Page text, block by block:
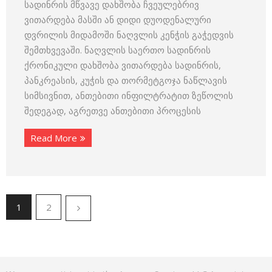
სადინრის მწვავე დახშობა ჩვეულებრივ
ვითარდება მასში ან დიდი დუოდენალური
დვრილის მიდამოში ნაღვლის კენჭის გაჭედვის
შემთხვევაში. ნაღვლის საერთო სადინრის
ქრონიკული დახშობა ვითარდება სადინრის,
პანკრეასის, კუჭის და თორმეტგოჯა ნაწლავის
სიმსივნით, ანთებითი ინფილტრატით ზეწოლის
შედეგად, აგრეთვე ანთებითი პროცესის
Read More
1 2